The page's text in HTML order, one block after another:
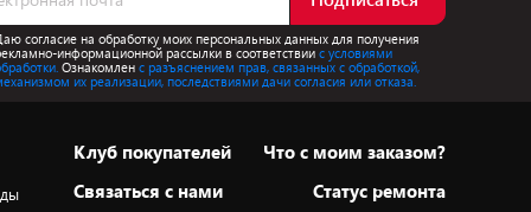
согласие на обработку моих персональных данных для получения
информационной рассылки в соответствиис условиями
Ознакомлен с разъяснением прав, связанных с обработкой,
их реализации, последствиями дачи согласия или отказа.
Клуб покупателей
Cвязаться с нами
Что с моим заказом?
Статус ремонта